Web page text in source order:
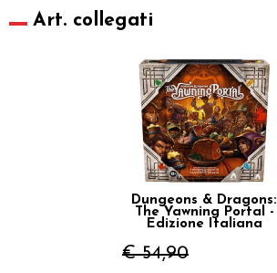
Art. collegati
Dungeons & Dragons:
The Yawning Portal -
Edizione Italiana
€ 54,90